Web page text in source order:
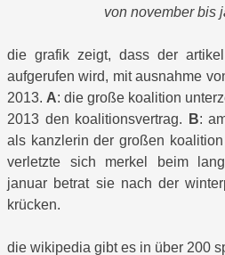
von november bis
die grafik zeigt, dass der
aufgerufen wird, mit ausnahme
2013. A: die große koalition
2013 den koalitionsvertrag.
B:
als kanzlerin der großen koalition
verletzte sich merkel beim
januar betrat sie nach der
krücken.
die wikipedia gibt es in über 200